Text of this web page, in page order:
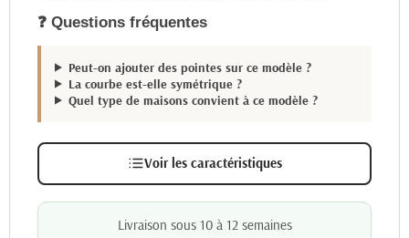
❓ Questions fréquentes
Peut-on ajouter des pointes sur ce modèle ?
La courbe est-elle symétrique ?
Quel type de maisons convient à ce modèle ?
Voir les caractéristiques
Livraison sous 10 à 12 semaines